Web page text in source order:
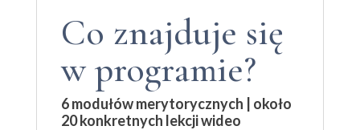
Co znajduje się
w programie?
6 modułów merytorycznych | około
20 konkretnych lekcji wideo